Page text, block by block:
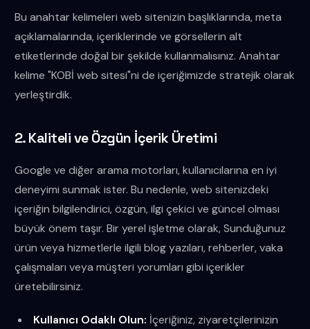
Bu anahtar kelimeleri web sitenizin başlıklarında, meta
açıklamalarında, içeriklerinde ve görsellerin alt
etiketlerinde doğal bir şekilde kullanmalısınız. Anahtar
kelime "KOBİ web sitesi"ni de içeriğimizde stratejik olarak
yerleştirdik.
2. Kaliteli ve Özgün İçerik Üretimi
Google ve diğer arama motorları, kullanıcılarına en iyi
deneyimi sunmak ister. Bu nedenle, web sitenizdeki
içeriğin bilgilendirici, özgün, ilgi çekici ve güncel olması
büyük önem taşır. Bir yerel işletme olarak, Sunduğunuz
ürün veya hizmetlerle ilgili blog yazıları, rehberler, vaka
çalışmaları veya müşteri yorumları gibi içerikler
üretebilirsiniz.
Kullanıcı Odaklı Olun: İçeriğiniz, ziyaretçilerinizin